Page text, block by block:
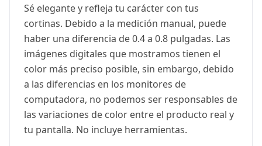
Sé elegante y refleja tu carácter con tus
cortinas. Debido a la medición manual, puede
haber una diferencia de 0.4 a 0.8 pulgadas. Las
imágenes digitales que mostramos tienen el
color más preciso posible, sin embargo, debido
a las diferencias en los monitores de
computadora, no podemos ser responsables de
las variaciones de color entre el producto real y
tu pantalla. No incluye herramientas.